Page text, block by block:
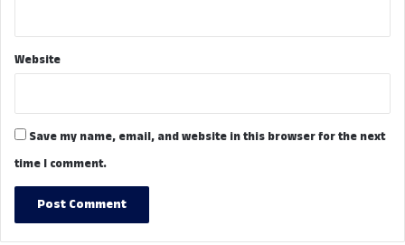
Website
Save my name, email, and website in this browser for the next
time I comment.